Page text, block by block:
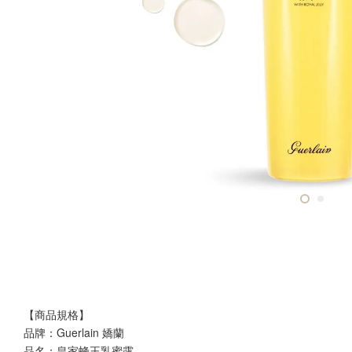
【商品規格】
品牌：Guerlain 嬌蘭